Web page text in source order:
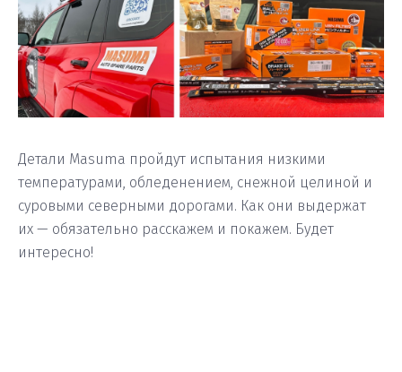
Детали Masuma пройдут испытания низкими
температурами, обледенением, снежной целиной и
суровыми северными дорогами. Как они выдержат
их — обязательно расскажем и покажем. Будет
интересно!